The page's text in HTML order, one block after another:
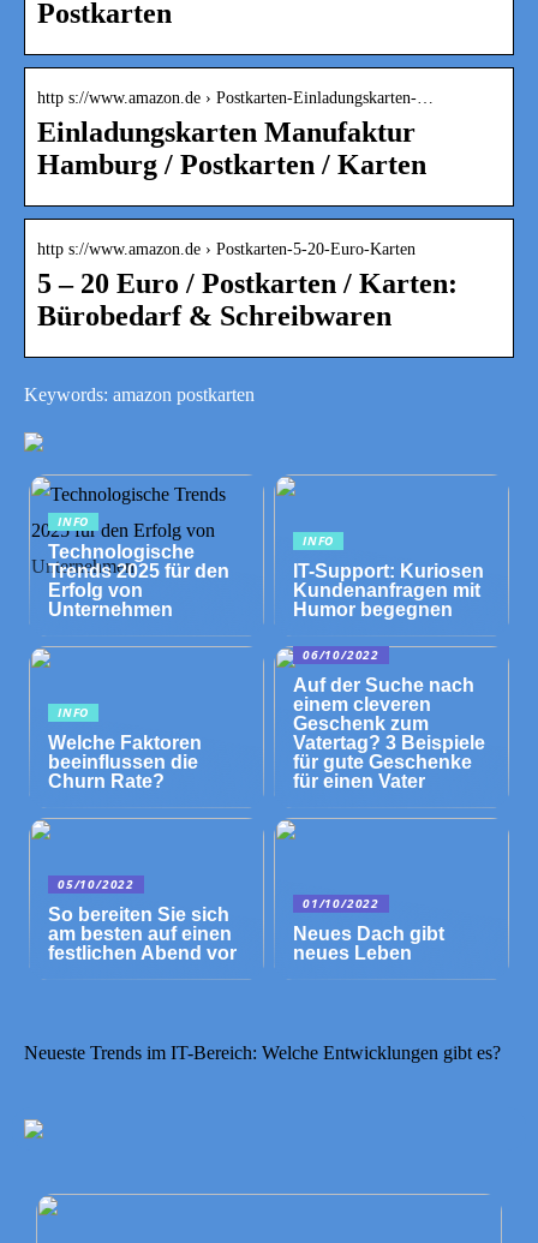
Postkarten
http s://www.amazon.de › Postkarten-Einladungskarten-…
Einladungskarten Manufaktur
Hamburg / Postkarten / Karten
http s://www.amazon.de › Postkarten-5-20-Euro-Karten
5 – 20 Euro / Postkarten / Karten:
Bürobedarf & Schreibwaren
Keywords: amazon postkarten
INFO
Technologische
Trends 2025 für den
Erfolg von
Unternehmen
INFO
IT-Support: Kuriosen
Kundenanfragen mit
Humor begegnen
INFO
Welche Faktoren
beeinflussen die
Churn Rate?
06/10/2022
Auf der Suche nach
einem cleveren
Geschenk zum
Vatertag? 3 Beispiele
für gute Geschenke
für einen Vater
05/10/2022
So bereiten Sie sich
am besten auf einen
festlichen Abend vor
01/10/2022
Neues Dach gibt
neues Leben
Neueste Trends im IT-Bereich: Welche Entwicklungen gibt es?